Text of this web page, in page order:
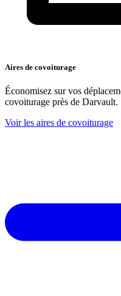
Aires de covoiturage
Économisez sur vos
covoiturage près de Darvault.
Voir les aires de covoiturage